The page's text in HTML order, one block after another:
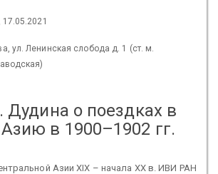
17.05.2021
ул. Ленинская слобода д. 1 (ст. м.
Дудина о поездках в
в 1900–1902 гг.
Азии XIX – начала ХХ в. ИВИ РАН